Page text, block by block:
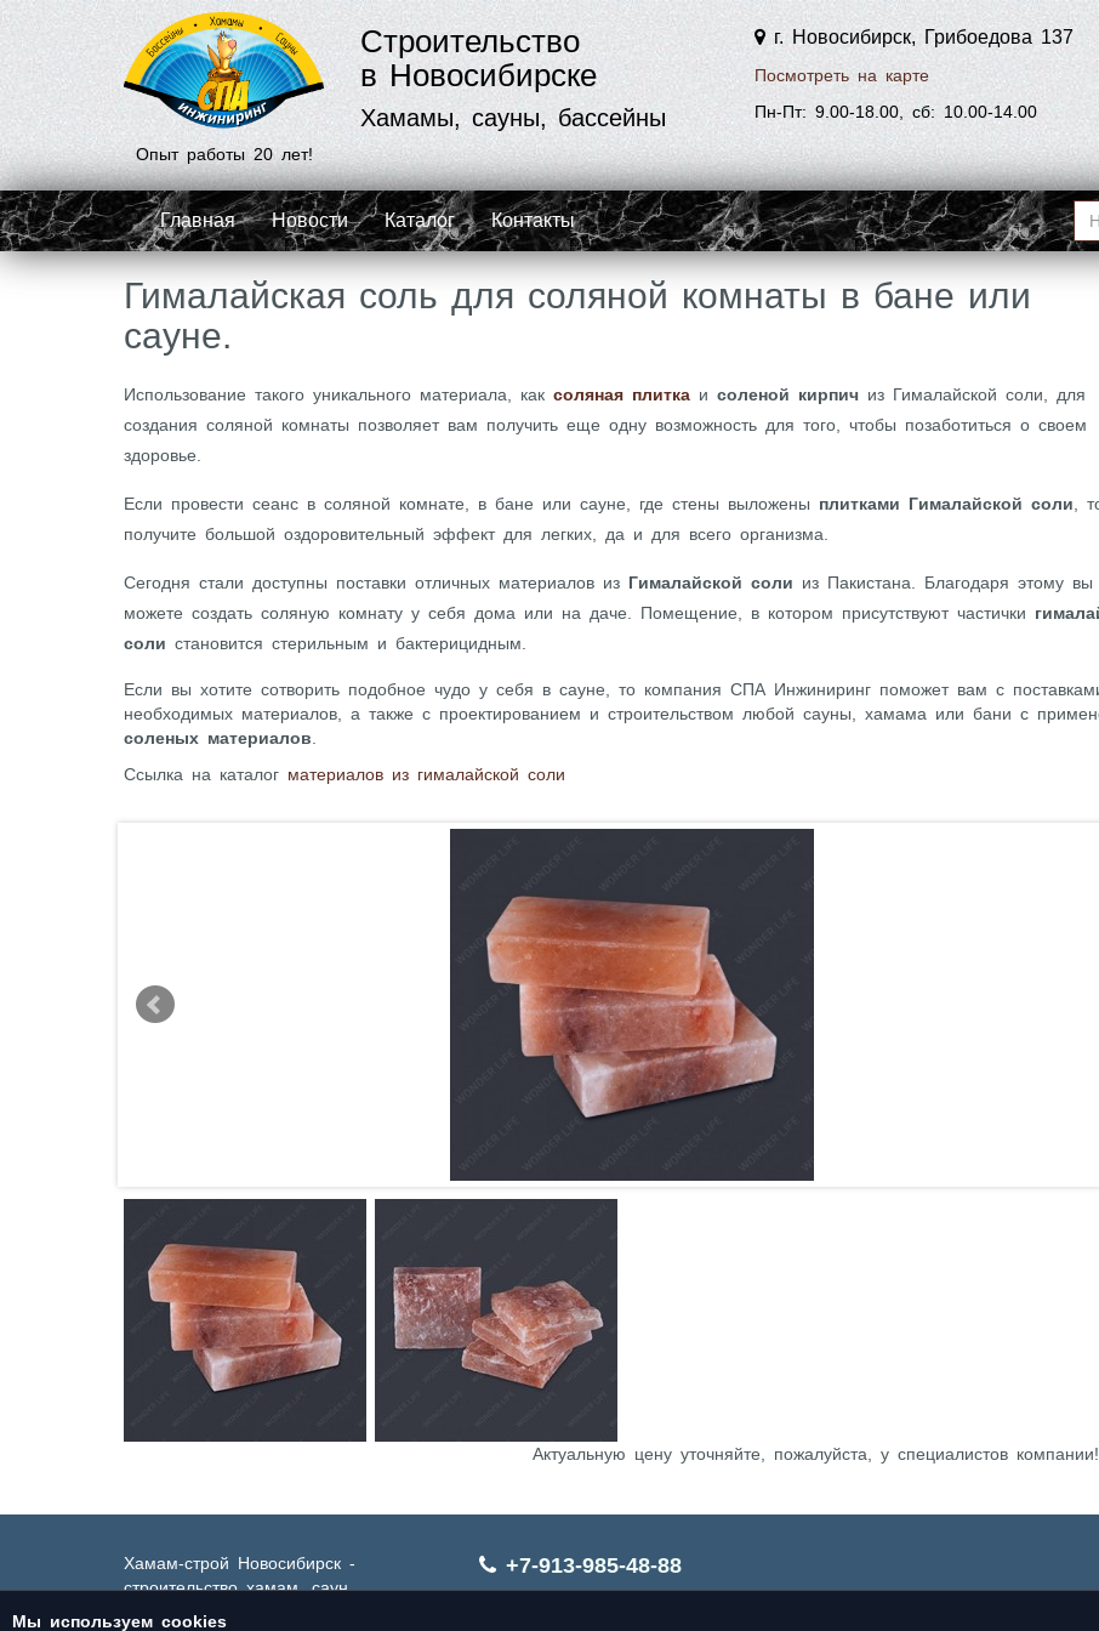
Опыт работы 20 лет!
Строительство
в Новосибирске
Хамамы, сауны, бассейны
г. Новосибирск, Грибоедова 137
Посмотреть на карте
Пн-Пт: 9.00-18.00, сб: 10.00-14.00
Главная Новости Каталог Контакты
Гималайская соль для соляной комнаты в бане или
сауне.
Использование такого уникального материала, как соляная плитка и соленой кирпич из Гималайской соли, для
создания соляной комнаты позволяет вам получить еще одну возможность для того, чтобы позаботиться о своем
здоровье.
Если провести сеанс в соляной комнате, в бане или сауне, где стены выложены плитками Гималайской соли ,
получите большой оздоровительный эффект для легких, да и для всего организма.
Сегодня стали доступны поставки отличных материалов из Гималайской соли из Пакистана. Благодаря этому вы
можете создать соляную комнату у себя дома или на даче. Помещение, в котором присутствуют частички
соли становится стерильным и бактерицидным.
Если вы хотите сотворить подобное чудо у себя в сауне, то компания СПА Инжиниринг поможет вам с
необходимых материалов, а также с проектированием и строительством любой сауны, хамама или бани с
соленых материалов
Ссылка на каталог материалов из гималайской соли
Актуальную цену уточняйте, пожалуйста, у специалистов компании!
Хамам-строй Новосибирск -
строительство хамам, саун,
бассейнов в Новосибирске
+7-913-985-48-88
Мы используем cookies